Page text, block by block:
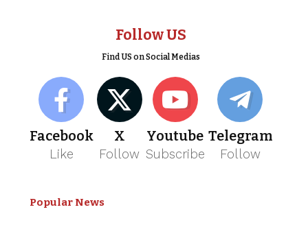
Follow US
Find US on Social Medias
Facebook
Like
X
Follow
Youtube
Subscribe
Telegram
Follow
Popular News